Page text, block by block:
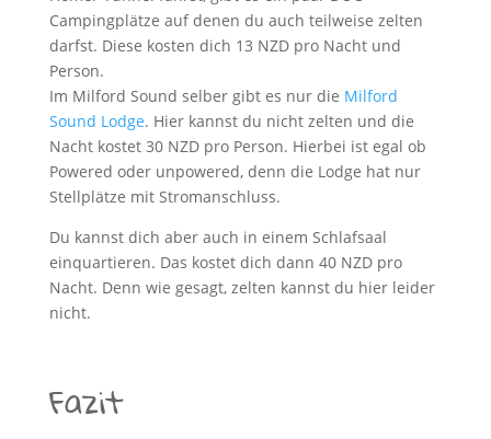
Campingplätze auf denen du auch teilweise zelten
darfst. Diese kosten dich 13 NZD pro Nacht und
Person.
Im Milford Sound selber gibt es nur die Milford
Sound Lodge. Hier kannst du nicht zelten und die
Nacht kostet 30 NZD pro Person. Hierbei ist egal ob
Powered oder unpowered, denn die Lodge hat nur
Stellplätze mit Stromanschluss.
Du kannst dich aber auch in einem Schlafsaal
einquartieren. Das kostet dich dann 40 NZD pro
Nacht. Denn wie gesagt, zelten kannst du hier leider
nicht.
Fazit